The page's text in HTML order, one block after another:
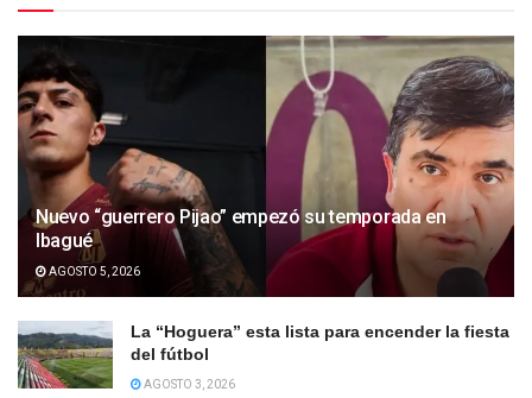
Nuevo “guerrero Pijao” empezó su temporada en
Ibagué
AGOSTO 5, 2026
La “Hoguera” esta lista para encender la fiesta
del fútbol
AGOSTO 3, 2026